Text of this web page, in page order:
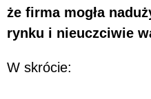
że firma mogła
rynku i nieuczciwie
W skrócie: